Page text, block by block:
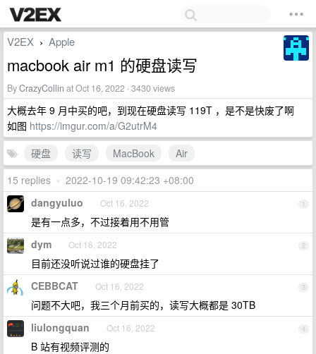
V2EX › Apple
macbook air m1 的硬盘读写
ByCrazyCollin at Oct 16, 2022 · 3430 views
大概去年 9 月中买的吧，到现在硬盘读写 119T ，是不是快废了啊
如图 https://imgur.com/a/G2utrM4
硬盘
读写 MacBook
Air
15 replies • 2022-10-19 09:42:23 +08:00
1
dangyuluo Oct 16, 2022
是有一点多，不过接着用不用管
2
dym Oct 16, 2022
目前还没听说过谁的硬盘挂了
3
CEBBCAT Oct 16, 2022
问题不大吧，我三个月前买的，读写大概都是 30TB
4
liulongquan Oct 16, 2022
B 站有视频评测的